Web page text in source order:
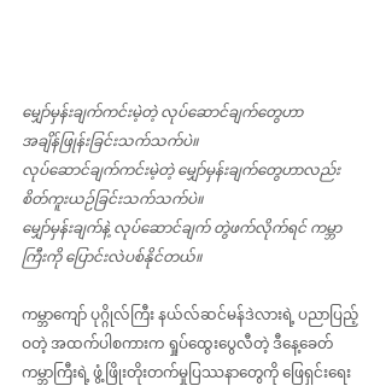
မျှော်မှန်းချက်ကင်းမဲ့တဲ့ လုပ်ဆောင်ချက်တွေဟာ
အချိန်ဖြုန်းခြင်းသက်သက်ပဲ။
လုပ်ဆောင်ချက်ကင်းမဲ့တဲ့ မျှော်မှန်းချက်တွေဟာလည်း
စိတ်ကူးယဉ်ခြင်းသက်သက်ပဲ။
မျှော်မှန်းချက်နဲ့ လုပ်ဆောင်ချက် တွဲဖက်လိုက်ရင် ကမ္ဘာ
ကြီးကို ပြောင်းလဲပစ်နိုင်တယ်။
ကမ္ဘာကျော် ပုဂ္ဂိုလ်ကြီး နယ်လ်ဆင်မန်ဒဲလားရဲ့ ပညာပြည့်
ဝတဲ့ အထက်ပါစကားက ရှုပ်ထွေးပွေလီတဲ့ ဒီနေ့ခေတ်
ကမ္ဘာကြီးရဲ့ ဖွံ့ဖြိုးတိုးတက်မှုပြဿနာတွေကို ဖြေရှင်းရေး